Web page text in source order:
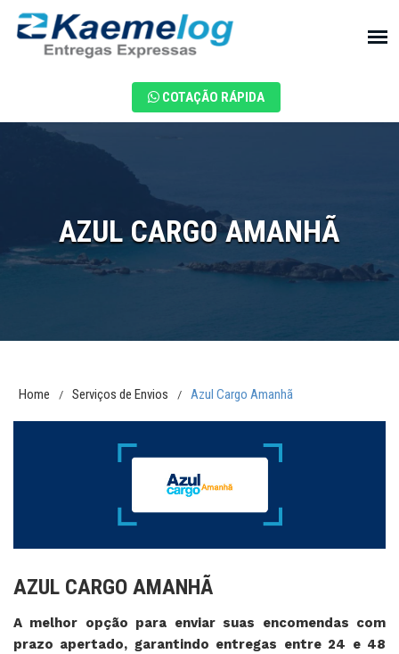
COTAÇÃO RÁPIDA
AZUL CARGO AMANHÃ
Home / Serviços de Envios / Azul Cargo Amanhã
AZUL CARGO AMANHÃ
A melhor opção para enviar suas encomendas com
prazo apertado, garantindo entregas entre 24 e 48